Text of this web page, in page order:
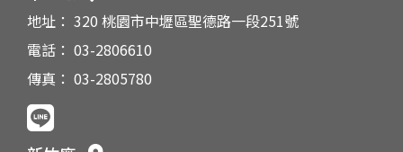
地址： 320 桃園市中壢區聖德路一段251號
電話： 03-2806610
傳真： 03-2805780